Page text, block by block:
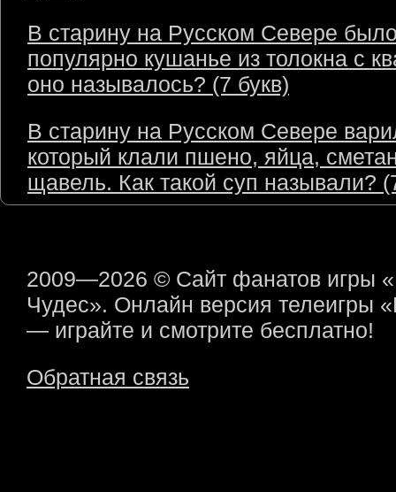
В старину на Русском Севере
популярно кушанье из толокна с
оно называлось? (7 букв)
В старину на Русском Севере
который клали пшено, яйца,
щавель. Как такой суп называли?
2009—2026 © Сайт фанатов игры
Чудес». Онлайн версия телеигры
— играйте и смотрите бесплатно!
Обратная связь